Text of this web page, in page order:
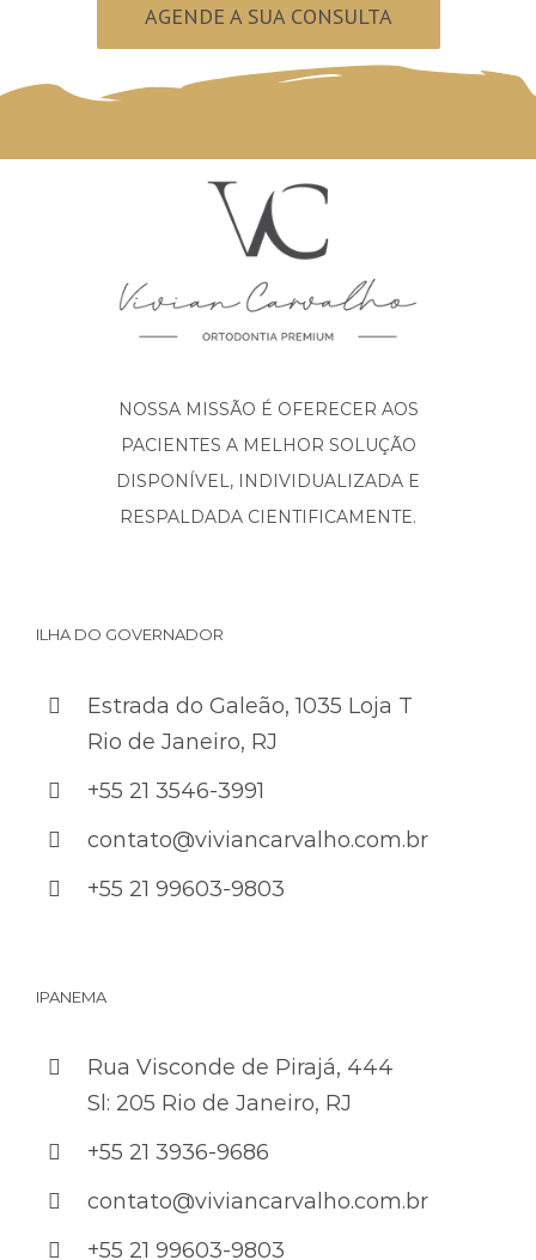
AGENDE A SUA CONSULTA
NOSSA MISSÃO É OFERECER AOS
PACIENTES A MELHOR SOLUÇÃO
DISPONÍVEL, INDIVIDUALIZADA E
RESPALDADA CIENTIFICAMENTE.
ILHA DO GOVERNADOR
Estrada do Galeão, 1035 Loja T
Rio de Janeiro, RJ
+55 21 3546-3991
contato@viviancarvalho.com.br
+55 21 99603-9803
IPANEMA
Rua Visconde de Pirajá, 444
Sl: 205 Rio de Janeiro, RJ
+55 21 3936-9686
contato@viviancarvalho.com.br
+55 21 99603-9803